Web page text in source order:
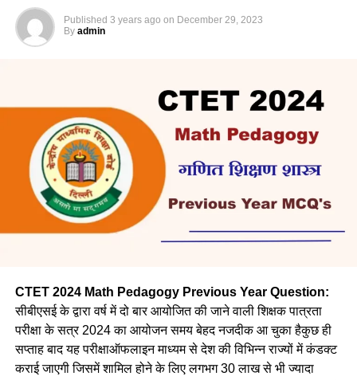
Published 3 years ago on December 29, 2023
By admin
CTET 2024 Math Pedagogy Previous Year Question:
सीबीएसई के द्वारा वर्ष में दो बार आयोजित की जाने वाली शिक्षक पात्रता
परीक्षा के सत्र 2024 का आयोजन समय बेहद नजदीक आ चुका हैकुछ ही
सप्ताह बाद यह परीक्षाऑफलाइन माध्यम से देश की विभिन्न राज्यों में कंडक्ट
कराई जाएगी जिसमें शामिल होने के लिए लगभग 30 लाख से भी ज्यादा